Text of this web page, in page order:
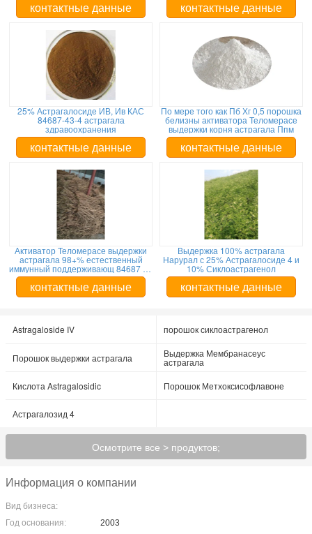
контактные данные
контактные данные
25% Астрагалосиде ИВ, Ив КАС
84687-43-4 астрагала
здравоохранения
контактные данные
По мере того как Пб Хг 0,5 порошка
белизны активатора Теломерасе
выдержки корня астрагала Ппм
контактные данные
Активатор Теломерасе выдержки
астрагала 98+% естественный
иммунный поддерживающ 84687 43
4
контактные данные
Выдержка 100% астрагала
Нарурал с 25% Астрагалосиде 4 и
10% Сиклоастрагенол
контактные данные
Astragaloside IV порошок сиклоастрагенол
Порошок выдержки астрагала Выдержка Мембранасеус
астрагала
Кислота Astragalosidic
Порошок Метхоксисофлавоне
Астрагалозид 4
Осмотрите все > продуктов;
Информация о компании
Вид бизнеса:
Год основания:
2003